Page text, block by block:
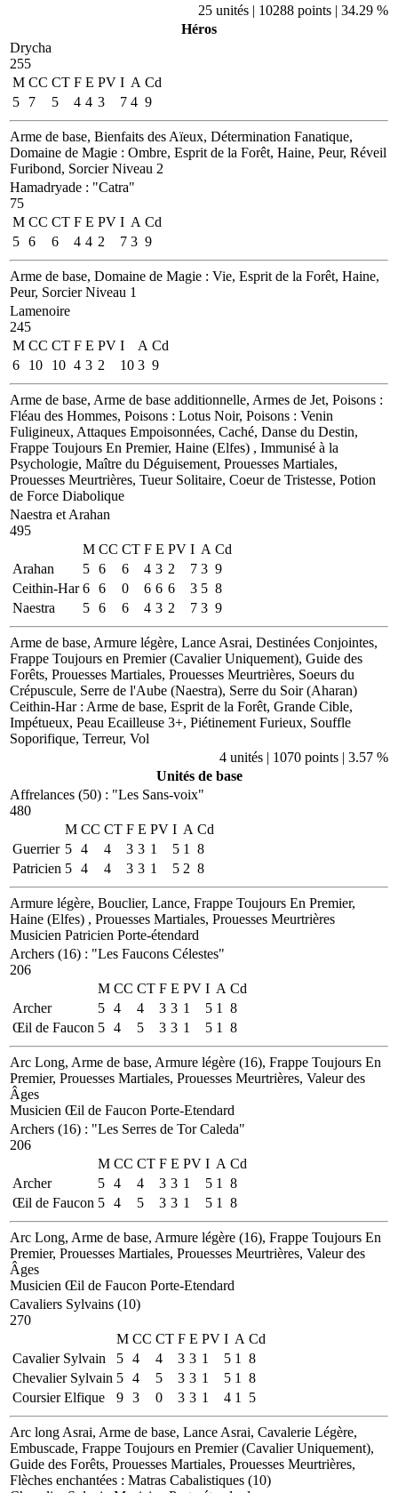
25 unités | 10288 points | 34.29 %
Héros
Drycha
255
M CC CT F E PV I A Cd
5
7 5 4 4 3 7 4 9
Arme de base, Bienfaits des Aïeux, Détermination Fanatique,
Domaine de Magie : Ombre, Esprit de la Forêt, Haine, Peur, Réveil
Furibond, Sorcier Niveau 2
Hamadryade : "Catra"
75
M CC CT F E PV I A Cd
5 6 6 4 4 2 7 3 9
Arme de base, Domaine de Magie : Vie, Esprit de la Forêt, Haine,
Peur, Sorcier Niveau 1
Lamenoire
245
M CC CT F E PV I A Cd
6
10 10 4 3 2 10 3 9
Arme de base, Arme de base additionnelle, Armes de Jet, Poisons :
Fléau des Hommes, Poisons : Lotus Noir, Poisons : Venin
Fuligineux, Attaques Empoisonnées, Caché, Danse du Destin,
Frappe Toujours En Premier, Haine (Elfes) , Immunisé à la
Psychologie, Maître du Déguisement, Prouesses Martiales,
Prouesses Meurtrières, Tueur Solitaire, Coeur de Tristesse, Potion
de Force Diabolique
Naestra et Arahan
495
M CC CT F E PV I A Cd
Arahan
5 6 6 4 3 2 7 3 9
Ceithin-Har 6 6 0 6 6 6 3 5 8
Naestra
5 6 6 4 3 2 7 3 9
Arme de base, Armure légère, Lance Asrai, Destinées Conjointes,
Frappe Toujours en Premier (Cavalier Uniquement), Guide des
Forêts, Prouesses Martiales, Prouesses Meurtrières, Soeurs du
Crépuscule, Serre de l'Aube (Naestra), Serre du Soir (Aharan)
Ceithin-Har: Arme de base, Esprit de la Forêt, Grande Cible,
Impétueux, Peau Ecailleuse 3+, Piétinement Furieux, Souffle
Soporifique, Terreur, Vol
4 unités | 1070 points | 3.57 %
Unités de base
Affrelances (50) : "Les Sans-voix"
480
M CC CT F E PV I A Cd
Guerrier 5 4 4 3 3 1 5 1
8
Patricien 5 4 4 3 3 1 5 2 8
Armure légère, Bouclier, Lance, Frappe Toujours En Premier,
Haine (Elfes) , Prouesses Martiales, Prouesses Meurtrières
Musicien Patricien Porte-étendard
Archers (16) : "Les Faucons Célestes"
206
M CC CT F E PV I A Cd
Archer
5 4 4 3 3 1 5 1
8
Œil de Faucon 5 4 5 3 3 1 5 1 8
Arc Long, Arme de base, Armure légère (16), Frappe Toujours En
Premier, Prouesses Martiales, Prouesses Meurtrières, Valeur des
Âges
Musicien Œil de Faucon Porte-Etendard
Archers (16) : "Les Serres de Tor Caleda"
206
M CC CT F E PV I A Cd
Archer
5 4 4 3 3 1 5 1
8
Œil de Faucon 5 4 5 3 3 1 5 1 8
Arc Long, Arme de base, Armure légère (16), Frappe Toujours En
Premier, Prouesses Martiales, Prouesses Meurtrières, Valeur des
Âges
Musicien Œil de Faucon Porte-Etendard
Cavaliers Sylvains (10)
270
M CC CT F E PV I A Cd
Cavalier Sylvain
5 4 4 3 3 1 5 1
8
Chevalier Sylvain 5 4 5 3 3 1 5 1
8
Coursier Elfique
9 3 0 3 3 1 4 1 5
Arc long Asrai, Arme de base, Lance Asrai, Cavalerie Légère,
Embuscade, Frappe Toujours en Premier (Cavalier Uniquement),
Guide des Forêts, Prouesses Martiales, Prouesses Meurtrières,
Flèches enchantées : Matras Cabalistiques (10)